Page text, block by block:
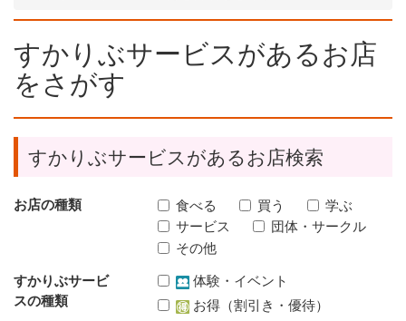
すかりぶサービスがあるお店
をさがす
すかりぶサービスがあるお店検索
お店の種類 食べる 買う
学ぶ
サービス
団体・サークル
その他
すかりぶサービ
スの種類
体験・イベント
お得（割引き・優待）